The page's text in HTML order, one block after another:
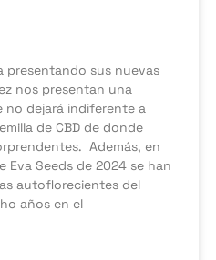
presentando sus nuevas
nos presentan una
no dejará indiferente a
de CBD de donde
Además, en
Eva Seeds de 2024 se han
autoflorecientes del
años en el